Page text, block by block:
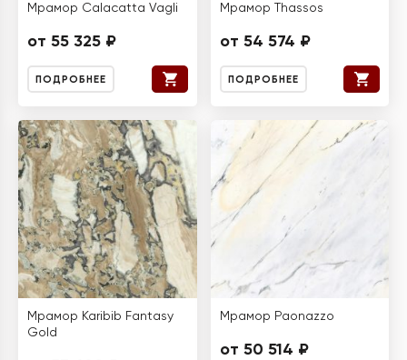
Мрамор Calacatta Vagli
от 55 325 ₽
ПОДРОБНЕЕ
Мрамор Thassos
от 54 574 ₽
ПОДРОБНЕЕ
Мрамор Karibib Fantasy
Gold
Мрамор Paonazzo
от 50 514 ₽